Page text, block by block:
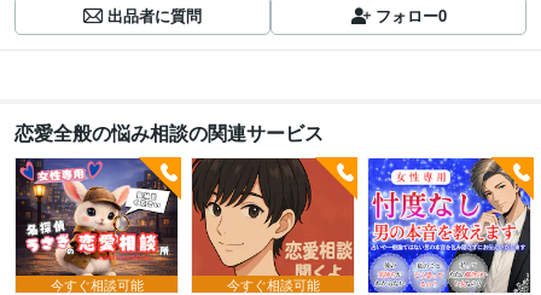
出品者に質問 フォロー0
恋愛全般の悩み相談の関連サービス
今すぐ相談可能
今すぐ相談可能